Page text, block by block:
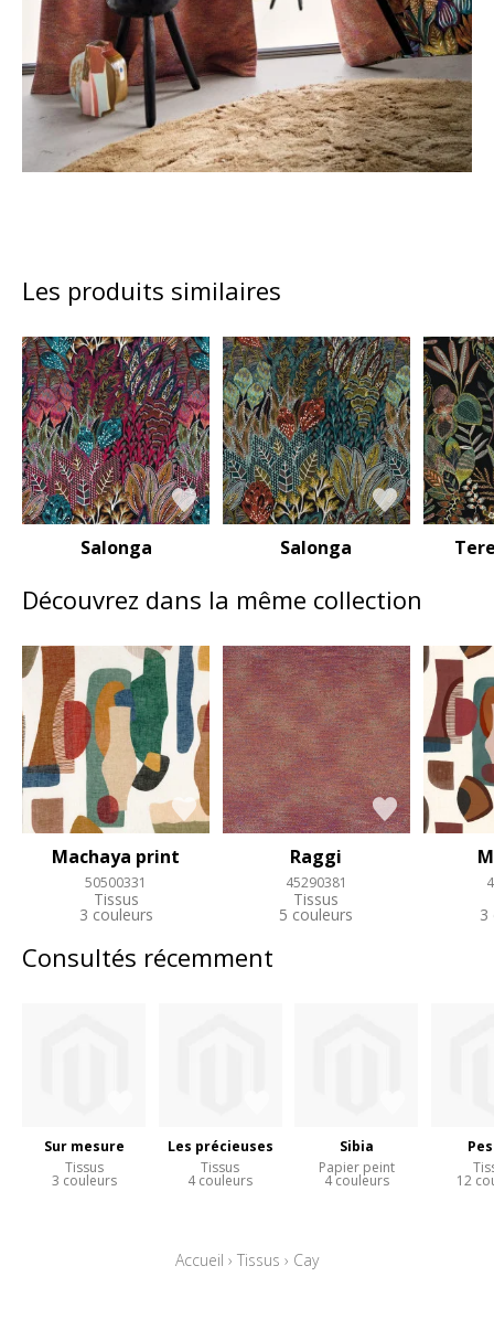
Les produits similaires
Salonga Salonga
Découvrez dans la même collection
Machaya print
50500331
Tissus
3 couleurs
Raggi
45290381
Tissus
5 couleurs 3
Consultés récemment
Sur mesure
Tissus
3 couleurs
Les précieuses
Tissus
4 couleurs
Sibia
Papier peint
4 couleurs 12
Accueil › Tissus › Cay